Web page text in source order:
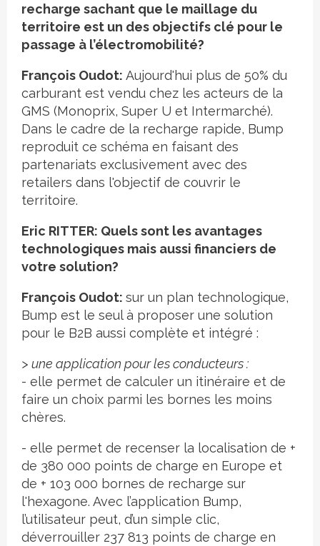
recharge sachant que le maillage du
territoire est un des objectifs clé pour le
passage à l’électromobilité?
François Oudot: Aujourd'hui plus de 50% du
carburant est vendu chez les acteurs de la
GMS (Monoprix, Super U et Intermarché).
Dans le cadre de la recharge rapide, Bump
reproduit ce schéma en faisant des
partenariats exclusivement avec des
retailers dans l'objectif de couvrir le
territoire.
Eric RITTER: Quels sont les avantages
technologiques mais aussi financiers de
votre solution?
François Oudot: sur un plan technologique,
Bump est le seul à proposer une solution
pour le B2B aussi complète et intégré :
> une application pour les conducteurs :
- elle permet de calculer un itinéraire et de
faire un choix parmi les bornes les moins
chères.
- elle permet de recenser la localisation de +
de 380 000 points de charge en Europe et
de + 103 000 bornes de recharge sur
l'hexagone. Avec l’application Bump,
l’utilisateur peut, d’un simple clic,
déverrouiller 237 813 points de charge en